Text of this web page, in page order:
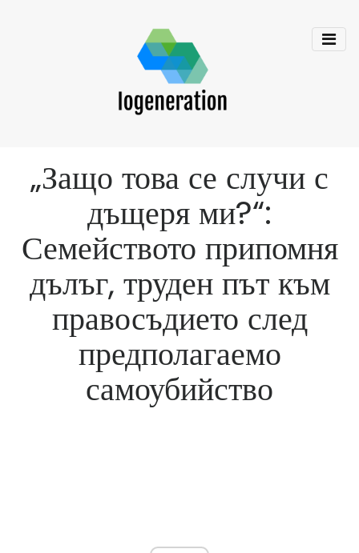
„Защо това се случи с
дъщеря ми?“:
Семейството припомня
дълъг, труден път към
правосъдието след
предполагаемо
самоубийство